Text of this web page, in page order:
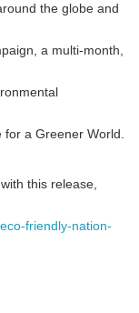
the globe and
a multi-month,
for a Greener World.
this release,
friendly-nation-